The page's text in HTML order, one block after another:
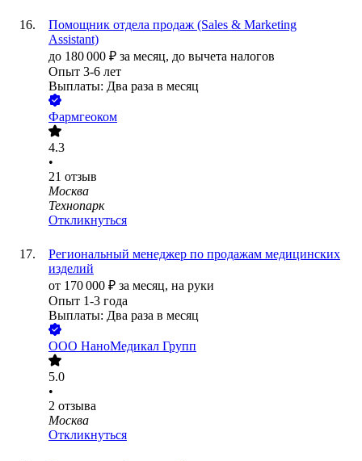
Помощник отдела продаж (Sales & Marketing
Assistant)
до 180 000 ₽ за месяц, до вычета налогов
Опыт 3-6 лет
Выплаты: Два раза в месяц
Фармгеоком
4.3
•
21 отзыв
Москва
Технопарк
Откликнуться
Региональный менеджер по продажам медицинских
изделий
от 170 000 ₽ за месяц, на руки
Опыт 1-3 года
Выплаты: Два раза в месяц
ООО НаноМедикал Групп
5.0
•
2 отзыва
Москва
Откликнуться